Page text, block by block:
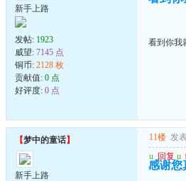
新手上路
发帖: 1923
威望: 7145 点
铜币: 2128 枚
贡献值: 0 点
好评度: 0 点
看到你我
【梦中的童话】
新手上路
11楼 发
u 回复 u
感谢您